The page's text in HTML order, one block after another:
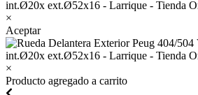
×
Aceptar
×
Producto agregado a carrito